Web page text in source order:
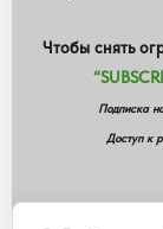
Чтобы снять
Подписка
Доступ к